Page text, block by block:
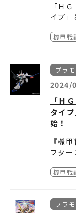
・表
開き
・塗装
1つ付
「笑顔
い〜！
・各成
・可動
・商
・価
・発売
・販売
「Ｈ
イプ
受付中
カスタ
球連合
とも
▼商品
46/
©創通
機甲戦
プラ
2024/
「Ｈ
タイ
始！
『機
フタ
再現し
機甲戦
プラ